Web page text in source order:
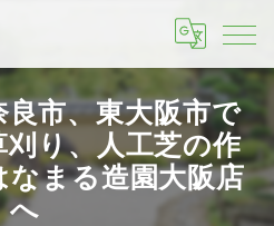
良市、東大阪市で
刈り、人工芝の作
まる造園大阪店
へ